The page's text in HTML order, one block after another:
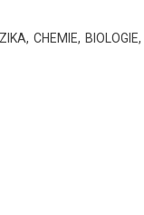
CHEMIE BIOLOGIE